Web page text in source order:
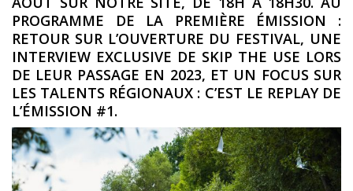
PROGRAMME DE LA PREMIÈRE ÉMISSION :
RETOUR SUR L’OUVERTURE DU FESTIVAL, UNE
INTERVIEW EXCLUSIVE DE SKIP THE USE LORS
DE LEUR PASSAGE EN 2023, ET UN FOCUS SUR
LES TALENTS RÉGIONAUX : C’EST LE REPLAY DE
L’ÉMISSION #1.